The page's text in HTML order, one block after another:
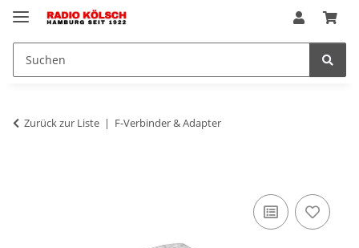
Zurück zur Liste F-Verbinder & Adapter